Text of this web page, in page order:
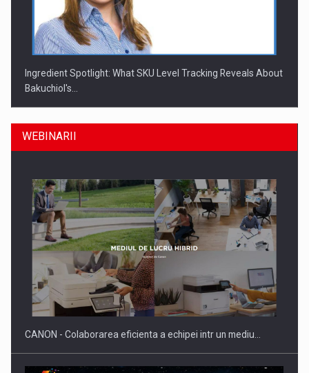
Ingredient Spotlight: What SKU Level Tracking Reveals About
Bakuchiol's…
Producatorii si comerciantii care nu se supun noilor
reglementari…
WEBINARII
CANON - Colaborarea eficienta a echipei intr un mediu…